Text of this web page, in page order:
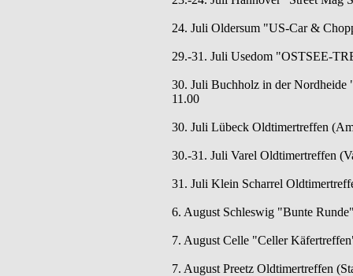
24. Juli Oldersum "US-Car &
29.-31. Juli Usedom "OSTSEE-
30. Juli Buchholz in der
11.00
30. Juli Lübeck Oldtimertreffen
30.-31. Juli Varel Oldtimertreffen
31. Juli Klein Scharrel
6. August Schleswig "Bunte
7. August Celle "Celler
7. August Preetz Oldtimertreffen